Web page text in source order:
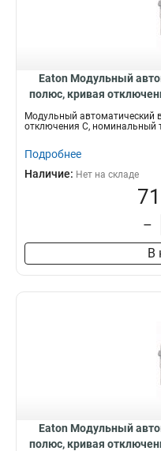
Eaton Модульный
полюс, кривая
Модульный автоматический
отключения C, номинальный
Подробнее
Наличие: Нет на складе
–
В
Eaton Модульный
полюс, кривая